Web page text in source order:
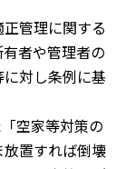
管理に関する
者や管理者の
対し条例に基
空家等対策の
置すれば倒壊